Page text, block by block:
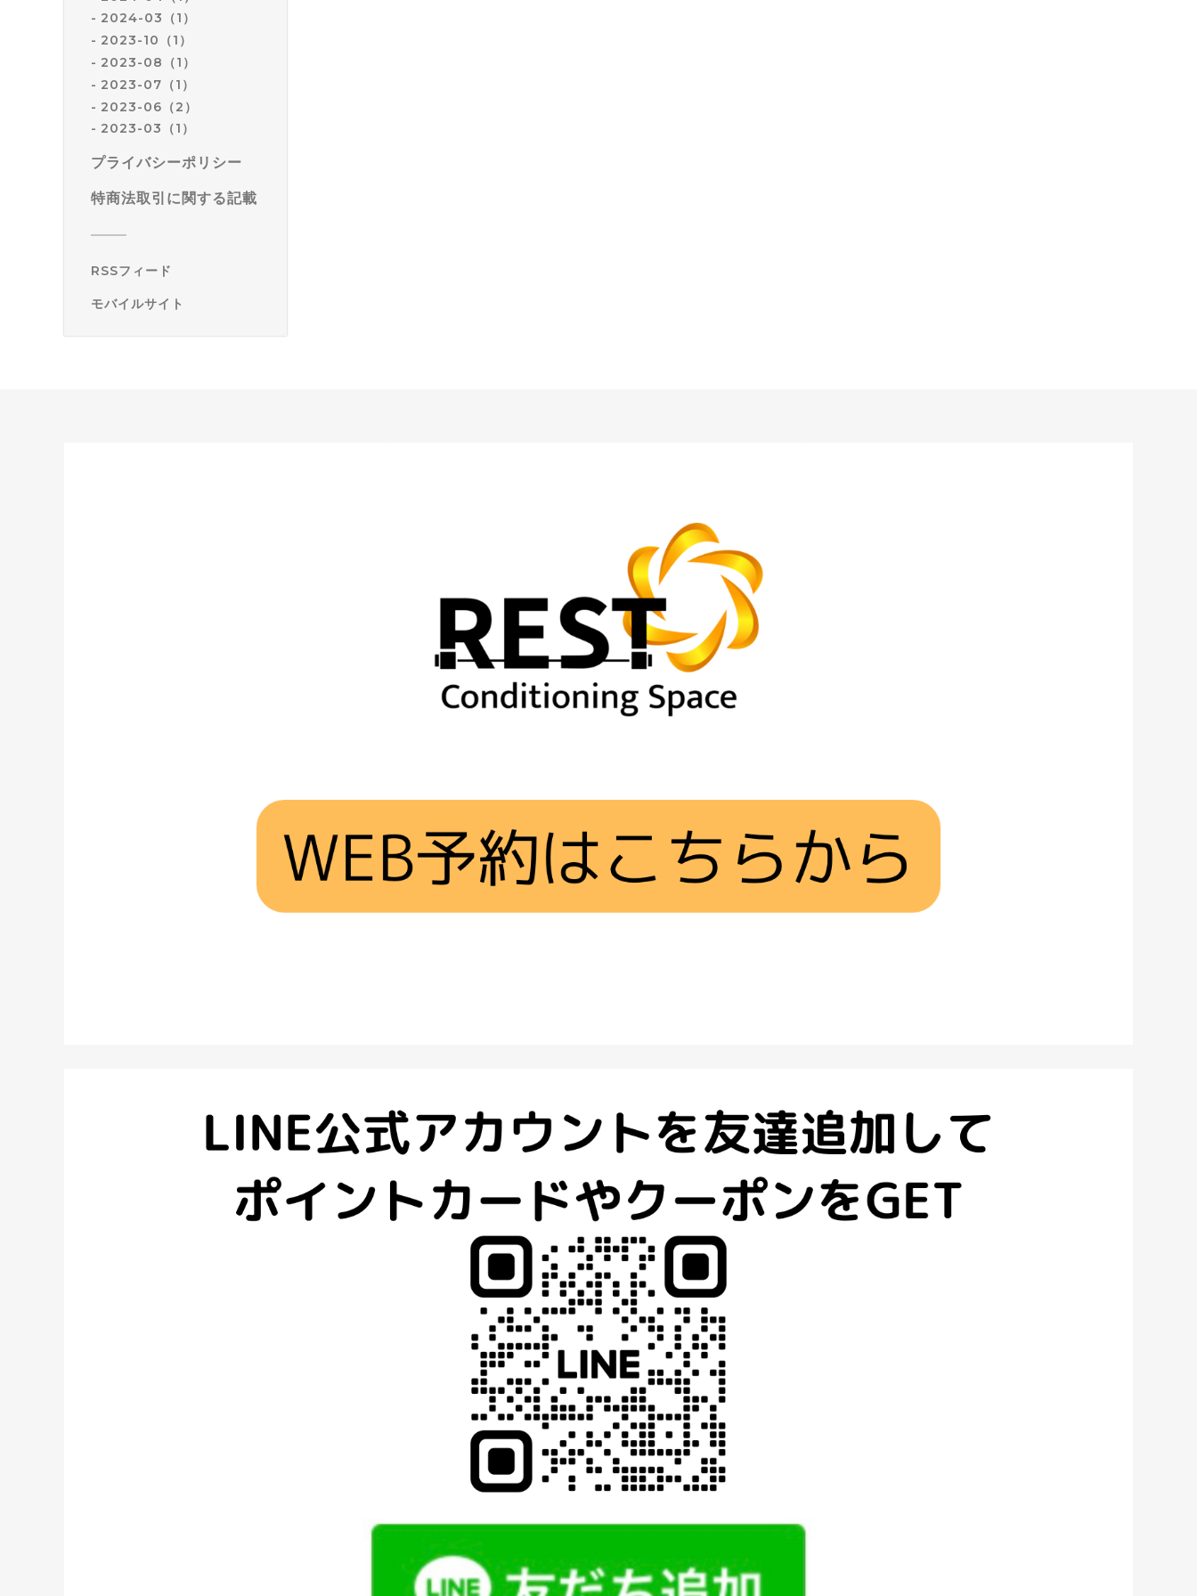
2024-03（1）
2023-10（1）
2023-08（1）
2023-07（1）
2023-06（2）
2023-03（1）
プライバシーポリシー
特商法取引に関する記載
RSSフィード
モバイルサイト